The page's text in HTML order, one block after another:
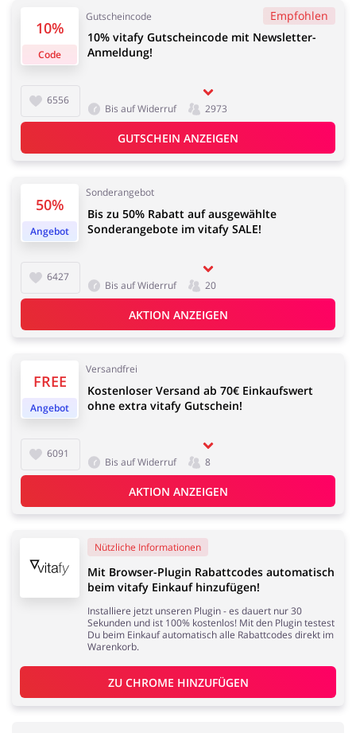
Bürobedarf &
Schreibwaren
Sport & Hobby Schmuck & Uhren
Blumen & Geschenke Reisen
10%
Code
Gutscheincode Empfohlen
6556
10% vitafy Gutscheincode mit Newsletter-
Anmeldung!
Bis auf Widerruf 2973
GUTSCHEIN ANZEIGEN
50%
Angebot
Sonderangebot
6427
Bis zu 50% Rabatt auf ausgewählte
Sonderangebote im vitafy SALE!
Bis auf Widerruf 20
AKTION ANZEIGEN
FREE
Angebot
Versandfrei
6091
Kostenloser Versand ab 70€ Einkaufswert
ohne extra vitafy Gutschein!
Bis auf Widerruf 8
AKTION ANZEIGEN
Nützliche Informationen
Mit Browser-Plugin Rabattcodes automatisch
beim vitafy Einkauf hinzufügen!
Installiere jetzt unseren Plugin - es dauert nur 30
Sekunden und ist 100% kostenlos! Mit den Plugin testest
Du beim Einkauf automatisch alle Rabattcodes direkt im
Warenkorb.
ZU CHROME HINZUFÜGEN